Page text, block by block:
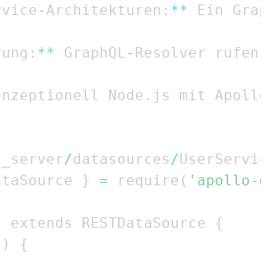
- Architekturen : ** Ein
: ** GraphQL - Resolver
Node . js mit
/datasources /
} = require ( 'apollo-
extends RESTDataSource
{
)
{